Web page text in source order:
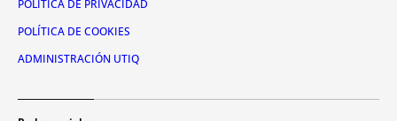
POLÍTICA DE PRIVACIDAD
POLÍTICA DE COOKIES
ADMINISTRACIÓN UTIQ